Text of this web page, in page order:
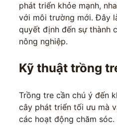
phát triển khỏe mạnh,
với môi trường mới. Đây
quyết định đến sự thành
nông nghiệp.
Kỹ thuật trồng
Trồng tre cần chú ý đến
cây phát triển tối ưu mà
các hoạt động chăm